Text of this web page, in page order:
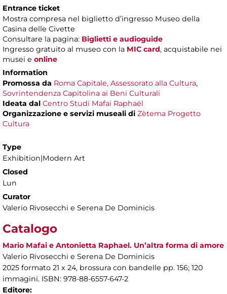
Entrance ticket
Mostra compresa nel biglietto d’ingresso Museo della
Casina delle Civette
Consultare la pagina: Biglietti e audioguide
Ingresso gratuito al museo con la MIC card, acquistabile nei
musei e online
Information
Promossa da Roma Capitale, Assessorato alla Cultura,
Sovrintendenza Capitolina ai Beni Culturali
Ideata dal Centro Studi Mafai Raphaël
Organizzazione e servizi museali di Zètema Progetto
Cultura
Type
Exhibition|Modern Art
Closed
Lun
Curator
Valerio Rivosecchi e Serena De Dominicis
Catalogo
Mario Mafai e Antonietta Raphael. Un’altra forma di amore
Valerio Rivosecchi e Serena De Dominicis
2025 formato 21 x 24, brossura con bandelle pp. 156; 120
immagini. ISBN: 978-88-6557-647-2
Editore: